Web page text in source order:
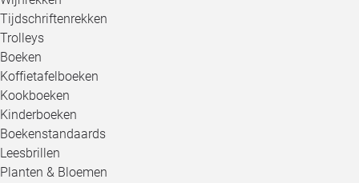
Tijdschriftenrekken
Trolleys
Boeken
Koffietafelboeken
Kookboeken
Kinderboeken
Boekenstandaards
Leesbrillen
Planten & Bloemen